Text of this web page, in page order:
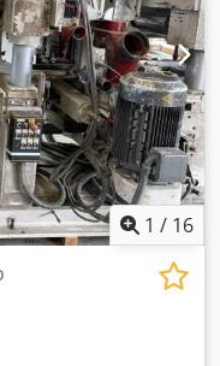
1 / 16